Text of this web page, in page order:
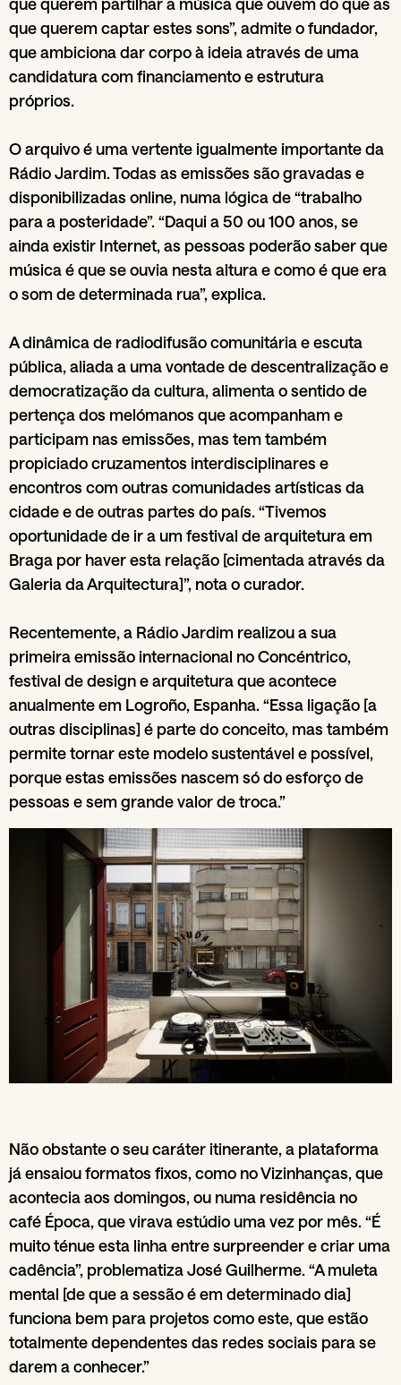
que querem captar estes sons”, admite o fundador,
que ambiciona dar corpo à ideia através de uma
candidatura com financiamento e estrutura
próprios.
O arquivo é uma vertente igualmente importante da
Rádio Jardim. Todas as emissões são gravadas e
disponibilizadas online, numa lógica de “trabalho
para a posteridade”. “Daqui a 50 ou 100 anos, se
ainda existir Internet, as pessoas poderão saber que
música é que se ouvia nesta altura e como é que era
o som de determinada rua”, explica.
A dinâmica de radiodifusão comunitária e escuta
pública, aliada a uma vontade de descentralização e
democratização da cultura, alimenta o sentido de
pertença dos melómanos que acompanham e
participam nas emissões, mas tem também
propiciado cruzamentos interdisciplinares e
encontros com outras comunidades artísticas da
cidade e de outras partes do país. “Tivemos
oportunidade de ir a um festival de arquitetura em
Braga por haver esta relação [cimentada através da
Galeria da Arquitectura]”, nota o curador.
Recentemente, a Rádio Jardim realizou a sua
primeira emissão internacional no Concéntrico,
festival de design e arquitetura que acontece
anualmente em Logroño, Espanha. “Essa ligação [a
outras disciplinas] é parte do conceito, mas também
permite tornar este modelo sustentável e possível,
porque estas emissões nascem só do esforço de
pessoas e sem grande valor de troca.”
Não obstante o seu caráter itinerante, a plataforma
já ensaiou formatos fixos, como no Vizinhanças, que
acontecia aos domingos, ou numa residência no
café Época, que virava estúdio uma vez por mês. “É
muito ténue esta linha entre surpreender e criar uma
cadência”, problematiza José Guilherme. “A muleta
mental [de que a sessão é em determinado dia]
funciona bem para projetos como este, que estão
totalmente dependentes das redes sociais para se
darem a conhecer.”